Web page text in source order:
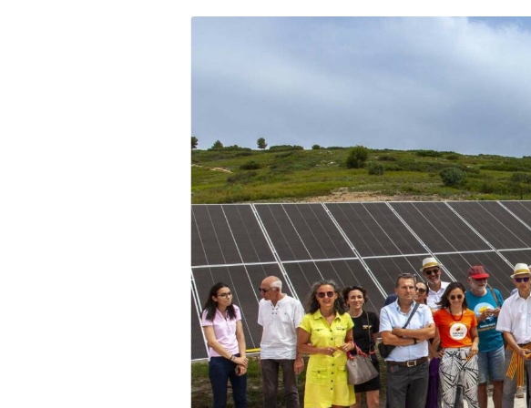
DÉCOUVRIR
Énergie Partagée accompagne les initiatives
de production d'énergie renouvelable qui
associent les habitants et acteurs de leur
territoire.